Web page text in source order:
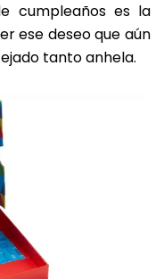
cumpleaños es la
ese deseo que aún
tanto anhela.